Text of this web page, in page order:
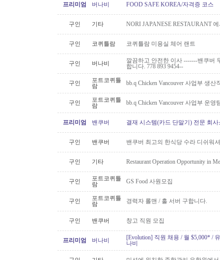
프리미엄 버나비 FOOD SAFE KOREA/자격증 코스
구인 기타 NORI JAPANESE RESTAURANT
구인 코퀴틀람 코퀴틀람 미용실 체어 랜트
구인 버나비
깔끔하고 안전한 이사 -------밴쿠버
합니다. 778 893 9454--
구인
포트코퀴틀
람
bb.q Chicken Vancouver 사업부 생
구인
포트코퀴틀
람
bb.q Chicken Vancouver 사업부 운
프리미엄 밴쿠버 결재 시스템(카드 단말기) 전문 회
구인 밴쿠버 밴쿠버 최고의 한식당 수라 디쉬워
구인 기타 Restaurant Operation Opportunity in
구인
포트코퀴틀
람
GS Food 사원모집
구인
포트코퀴틀
람
경력자 롤맨 / 홀 서버 구합니다.
구인 밴쿠버 창고 직원 모집
프리미엄 버나비
[Evolution] 직원 채용 / 월 $5,000* /
나비